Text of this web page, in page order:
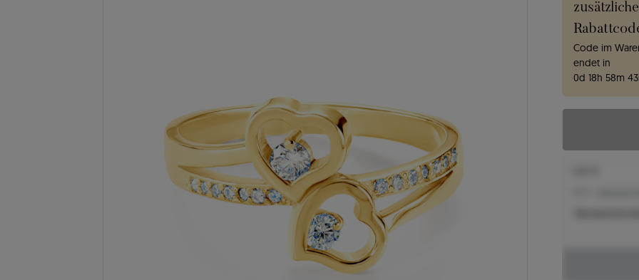
Code im
endet in
0d 18h 58m 42